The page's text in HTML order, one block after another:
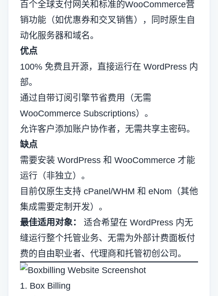
百个全球支付网关和标准的WooCommerce营
销功能（如优惠券和交叉销售），同时原生自
动化服务器和域名。
优点
100% 免费且开源，直接运行在 WordPress 内
部。
通过自带订阅引擎节省费用（无需
WooCommerce Subscriptions）。
允许客户添加账户协作者，无需共享主密码。
缺点
需要安装 WordPress 和 WooCommerce 才能
运行（非独立）。
目前仅原生支持 cPanel/WHM 和 eNom（其他
集成需要定制开发）。
最佳适用对象：
适合希望在 WordPress 内无
缝运行整个托管业务、无需为外部计费面板付
费的自由职业者、代理商和托管初创公司。
1. Box Billing